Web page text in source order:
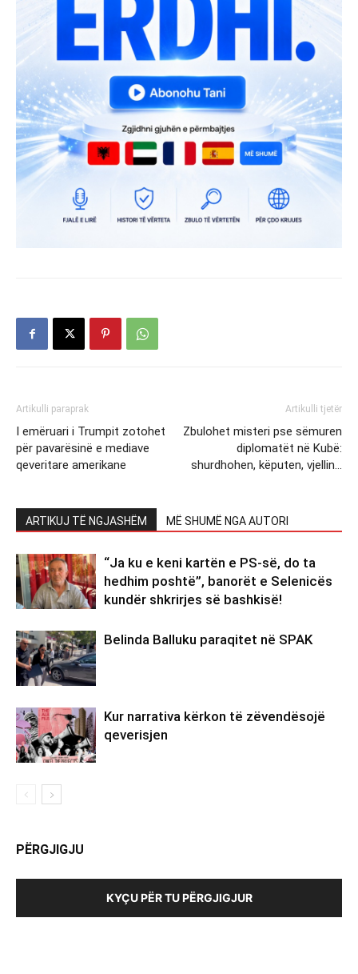
Artikulli paraprak
I emëruari i Trumpit zotohet
për pavarësinë e mediave
qeveritare amerikane
Artikulli tjetër
Zbulohet misteri pse sëmuren
diplomatët në Kubë:
shurdhohen, këputen, vjellin…
ARTIKUJ TË NGJASHËM MË SHUMË NGA AUTORI
“Ja ku e keni kartën e PS-së, do ta
hedhim poshtë”, banorët e Selenicës
kundër shkrirjes së bashkisë!
Belinda Balluku paraqitet në SPAK
Kur narrativa kërkon të zëvendësojë
qeverisjen
PËRGJIGJU
KYÇU PËR TU PËRGJIGJUR